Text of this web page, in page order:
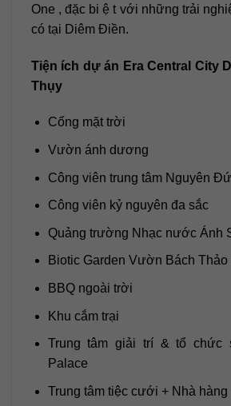
One , đặc bi ệ t với những trải
có tại Diêm Điền.
Tiện ích dự án Era Central City
Thụy
Cống mặt trời
Vườn ánh dương
Công viên trung tâm Nguyên
Công viên kỷ nguyên đa sắc
Quảng trường Nhạc nước Ánh
Biotic Garden Vườn Bách Thảo
BBQ ngoài trời
Khu cắm trại
Trung tâm giải trí & tổ chức
Palace
Trung tâm tiệc cưới + Nhà hàng